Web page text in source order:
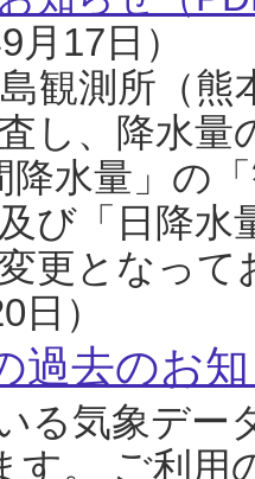
17日）
観測所（熊
し、降水
降水量」の
び「日降
更となっ
日）
過去のお
る気象デー
す。 ご利用